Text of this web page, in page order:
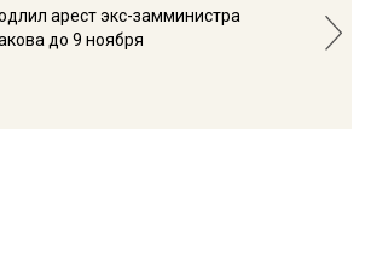
арест экс-замминистра
до 9 ноября